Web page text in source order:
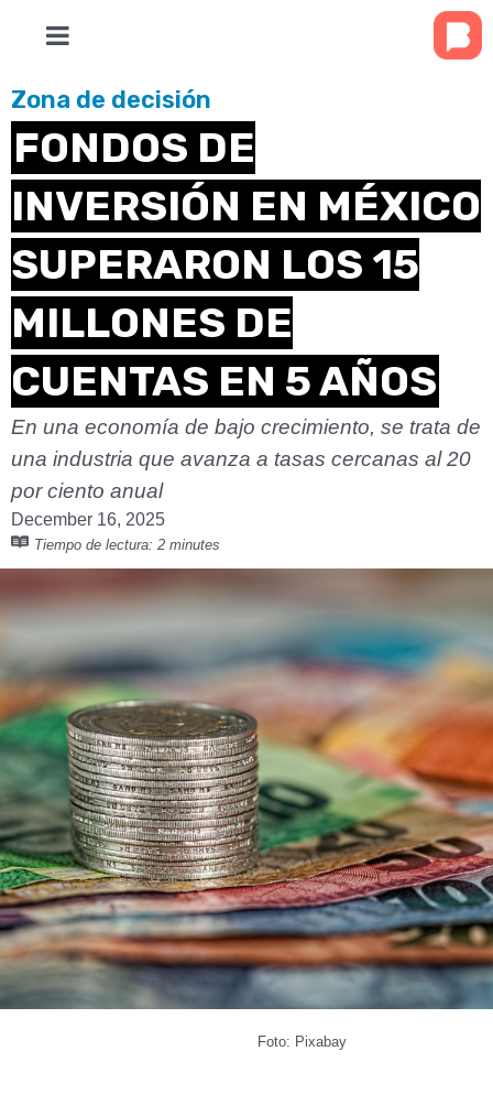
Zona de decisión
FONDOS DE
INVERSIÓN EN MÉXICO
SUPERARON LOS 15
MILLONES DE
CUENTAS EN 5 AÑOS
En una economía de bajo crecimiento, se trata de
una industria que avanza a tasas cercanas al 20
por ciento anual
December 16, 2025
Tiempo de lectura: 2 minutes
Foto: Pixabay